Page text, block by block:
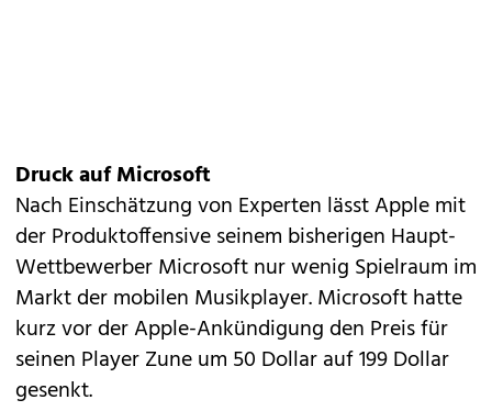
Druck auf Microsoft
Nach Einschätzung von Experten lässt Apple mit
der Produktoffensive seinem bisherigen Haupt-
Wettbewerber Microsoft nur wenig Spielraum im
Markt der mobilen Musikplayer. Microsoft hatte
kurz vor der Apple-Ankündigung den Preis für
seinen Player Zune um 50 Dollar auf 199 Dollar
gesenkt.